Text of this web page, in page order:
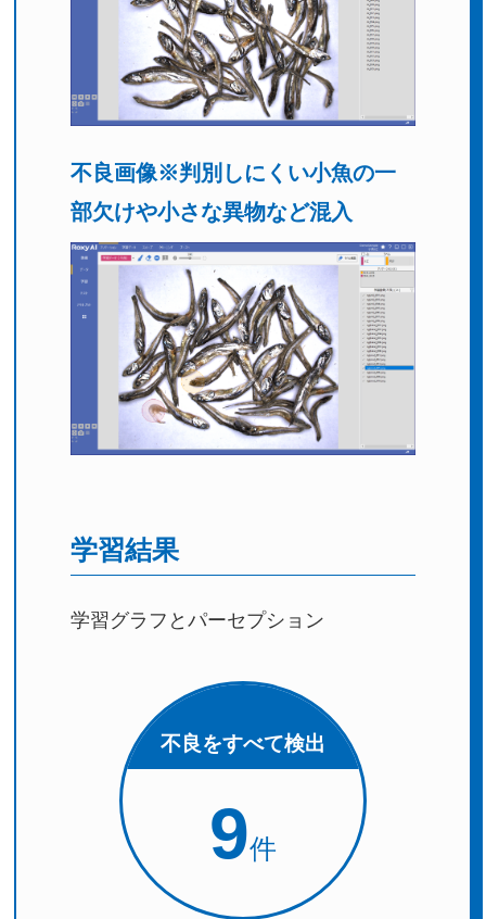
不良画像※判別しにくい小魚の一
部欠けや小さな異物など混入
学習結果
学習グラフとパーセプション
不良をすべて検出
9件